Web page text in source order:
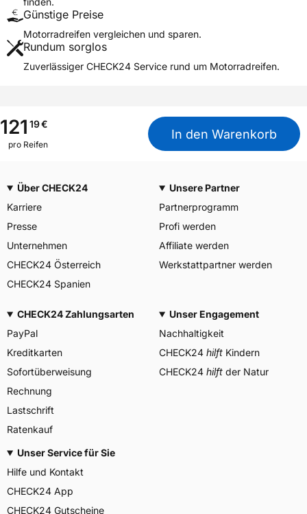
Motorradtyp
Weitere Eigenschaften
Schlauchtyp
Motorrad Kennzeichnung
M/C
3PMSF / Alpine-Symbol
Nein
Herstellerkontakt
BRIDGESTONE EU NV/SA,
13/15 00128 Rome Italien,
market.surveillance@bridges
Günstige Preise
Motorradreifen vergleichen und sparen.
Rundum sorglos
Zuverlässiger CHECK24 Service rund um Motorradreifen.
121 19€
pro Reifen
In den Warenkorb
Über CHECK24
Karriere
Presse
Unternehmen
CHECK24 Österreich
CHECK24 Spanien
Unsere Partner
Partnerprogramm
Profi werden
Affiliate werden
Werkstattpartner werden
CHECK24 Zahlungsarten
PayPal
Kreditkarten
Sofortüberweisung
Rechnung
Lastschrift
Ratenkauf
Unser Engagement
Nachhaltigkeit
CHECK24 hilft Kindern
CHECK24 hilft der Natur
Unser Service für Sie
Hilfe und Kontakt
CHECK24 App
CHECK24 Gutscheine